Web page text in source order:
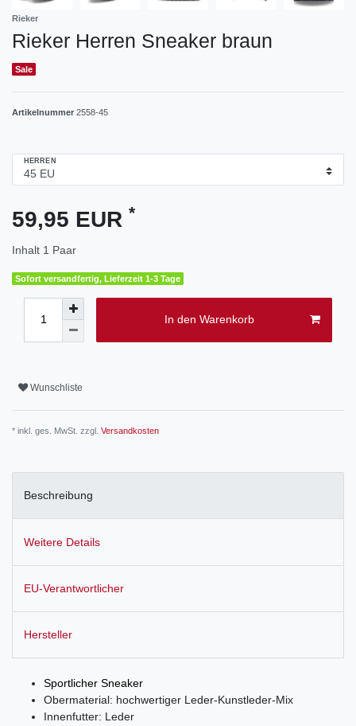
Rieker
Rieker Herren Sneaker braun
Sale
Artikelnummer 2558-45
HERREN
59,95 EUR *
Inhalt 1 Paar
Sofort versandfertig, Lieferzeit 1-3 Tage
In den Warenkorb
Wunschliste
* inkl. ges. MwSt. zzgl. Versandkosten
Beschreibung
Weitere Details
EU-Verantwortlicher
Hersteller
Sportlicher Sneaker
Obermaterial: hochwertiger Leder-Kunstleder-Mix
Innenfutter: Leder